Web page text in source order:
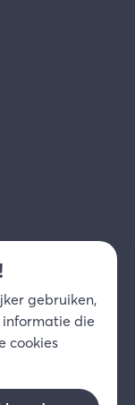
gebruiken,
informatie die
cookies